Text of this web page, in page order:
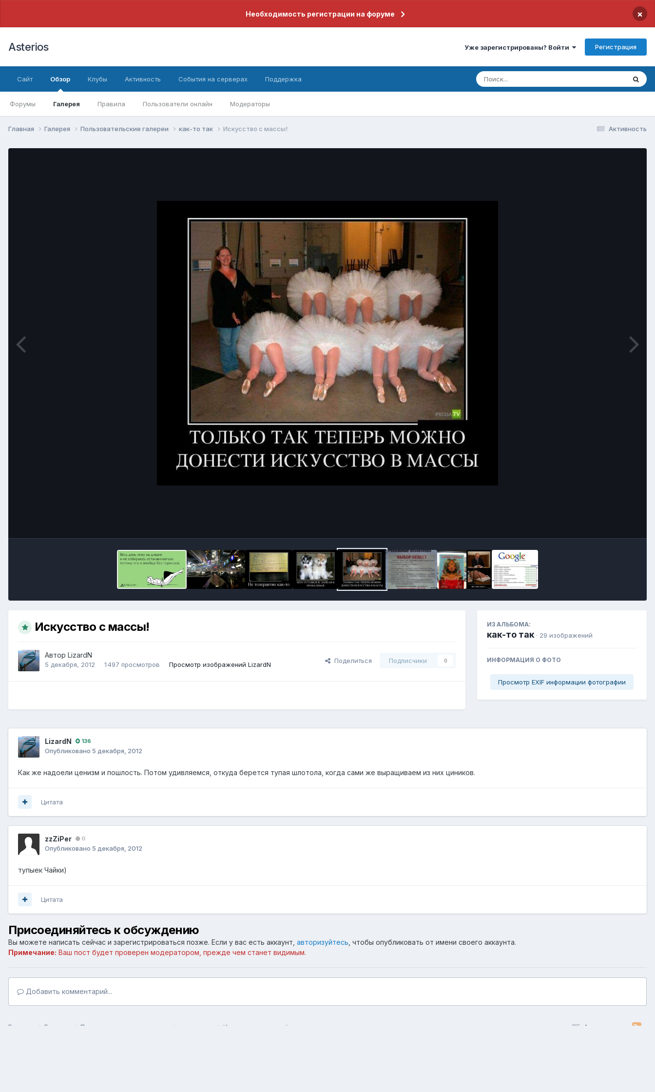
Необходимость регистрации на форуме ×
Asterios Уже зарегистрированы? Войти Регистрация
Сайт Обзор
Форумы Галерея Правила Пользователи онлайн Модераторы
Клубы Активность События на серверах Поддержка
Активность
Главная Галерея Пользовательские галереи как-то так Искусство с массы!
Искусство с массы!
Автор LizardN
5 декабря, 2012 1 497 просмотров Просмотр изображений LizardN
Поделиться Подписчики 0
ИЗ АЛЬБОМА:
как-то так · 29 изображений
ИНФОРМАЦИЯ О ФОТО
Просмотр EXIF информации фотографии
LizardN 136
Опубликовано 5 декабря, 2012
Как же надоели ценизм и пошлость. Потом удивляемся, откуда берется тупая шлотола, когда сами же выращиваем из них циников.
Цитата
zzZiPer 0
Опубликовано 5 декабря, 2012
тупыек Чайки)
Цитата
Присоединяйтесь к обсуждению
Вы можете написать сейчас и зарегистрироваться позже. Если у вас есть аккаунт, авторизуйтесь , чтобы опубликовать от имени своего аккаунта.
Примечание: Ваш пост будет проверен модератором, прежде чем станет видимым.
Добавить комментарий...
Активность
Главная Галерея Пользовательские галереи Искусство с массы!